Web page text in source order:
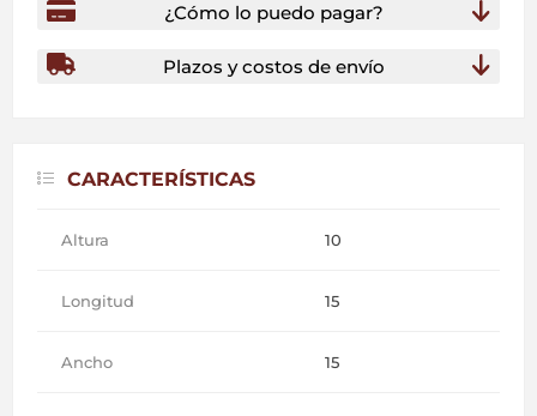
¿Cómo lo puedo pagar?
Plazos y costos de envío
CARACTERÍSTICAS
Altura 10
Longitud 15
Ancho 15